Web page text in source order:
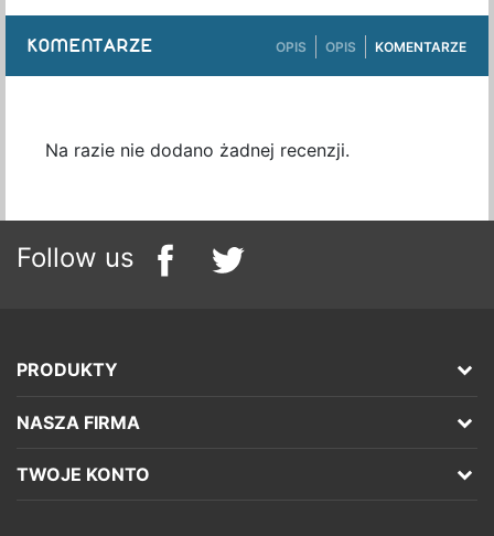
KOMENTARZE OPIS OPIS KOMENTARZE
Na razie nie dodano żadnej recenzji.
Follow us
PRODUKTY
NASZA FIRMA
TWOJE KONTO